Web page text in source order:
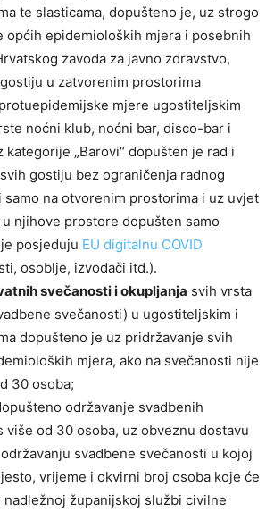
te slasticama, dopušteno je, uz strogo
općih epidemioloških mjera i posebnih
zavoda za javno zdravstvo,
u zatvorenim prostorima
mjere ugostiteljskim
noćni klub, noćni bar, disco-bar i
kategorije „Barovi“ dopušten je rad i
gostiju bez ograničenja radnog
samo na otvorenim prostorima i uz uvjet
u njihove prostore dopušten samo
posjeduju EU digitalnu COVID
osoblje, izvođači itd.).
svečanosti i okupljanja svih vrsta
svečanosti) u ugostiteljskim i
dopušteno je uz pridržavanje svih
mjera, ako na svečanosti nije
30 osoba;
održavanje svadbenih
više od 30 osoba, uz obveznu dostavu
svadbene svečanosti u kojoj
vrijeme i okvirni broj osoba koje će
županijskoj službi civilne